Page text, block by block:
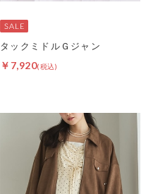
タックミドルＧジャン
￥7,920